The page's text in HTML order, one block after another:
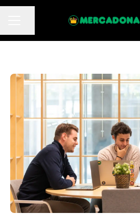
MENÚ DE EMPLEO
Compartir página